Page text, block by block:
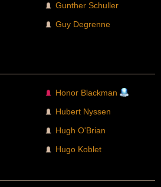
Gunther Schuller
Guy Degrenne
Honor Blackman
Hubert Nyssen
Hugh O'Brian
Hugo Koblet